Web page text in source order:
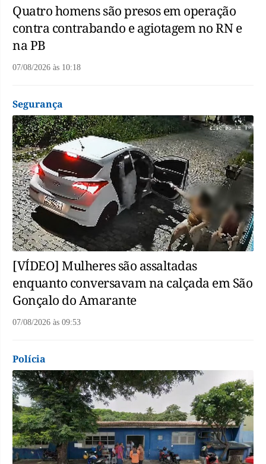
Quatro homens são presos em operação
contra contrabando e agiotagem no RN e
na PB
07/08/2026 às 10:18
Segurança
[VÍDEO] Mulheres são assaltadas
enquanto conversavam na calçada em São
Gonçalo do Amarante
07/08/2026 às 09:53
Polícia